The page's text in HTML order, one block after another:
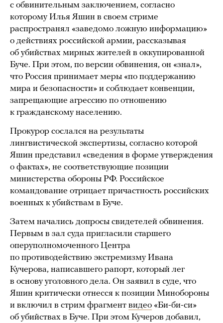
с обвинительным заключением, согласно
которому Илья Яшин в своем стриме
распространял «заведомо ложную информацию»
о действиях российской армии, рассказывая
об убийствах мирных жителей в оккупированной
Буче. При этом, по версии обвинения, он «знал»,
что Россия принимает меры «по поддержанию
мира и безопасности» и соблюдает конвенции,
запрещающие агрессию по отношению
к гражданскому населению.
Прокурор сослался на результаты
лингвистической экспертизы, согласно которой
Яшин представил «сведения в форме утверждения
о фактах», не соответствующие позиции
министерства обороны РФ. Российское
командование отрицает причастность российских
военных к убийствам в Буче.
Затем начались допросы свидетелей обвинения.
Первым в зал суда пригласили старшего
оперуполномоченного Центра
по противодействию экстремизму Ивана
Кучерова, написавшего рапорт, который лег
в основу уголовного дела. Он заявил в суде, что
Яшин критически отнесся к позиции Минобороны
и включил в стрим фрагмент видео «Би-би-си»
об убийствах в Буче. При этом Кучеров добавил,